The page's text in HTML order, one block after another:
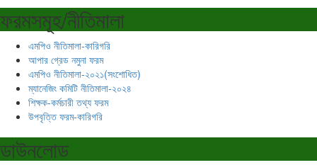
ফরমসমূহ/নীতিমালা
এমপিও নীতিমালা-কারিগরি
আপার গ্রেড নমুনা ফরম
এমপিও নীতিমালা-২০২১(সংশোধিত)
ম্যানেজিং কমিটি নীতিমালা-২০২৪
শিক্ষক-কর্মচারী তথ্য ফরম
উপবৃত্তি ফরম-কারিগরি
ডাউনলোড